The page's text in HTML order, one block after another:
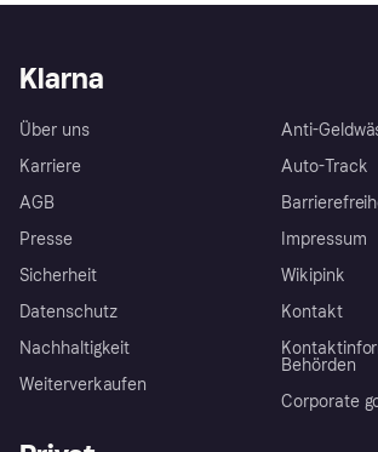
Klarna
Über uns
Karriere
AGB
Presse
Sicherheit
Datenschutz
Nachhaltigkeit
Weiterverkaufen
Anti-
Auto-Track
Impressum
Wikipink
Kontakt
Behörden
Corporate